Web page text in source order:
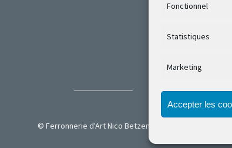
Fonctionnel
Statistiques
Marketing
Accepter les
© Ferronnerie d'Art Nico Betzen 2026.